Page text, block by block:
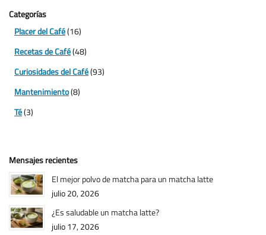
Categorías
Placer del Café(16)
Recetas de Café(48)
Curiosidades del Café(93)
Mantenimiento(8)
Té(3)
Mensajes recientes
El mejor polvo de matcha para un matcha latte
julio 20, 2026
¿Es saludable un matcha latte?
julio 17, 2026